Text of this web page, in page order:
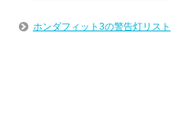
ホンダフィット3の警告灯リスト